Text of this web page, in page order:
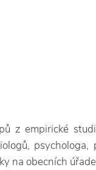
z empirické
na obecních